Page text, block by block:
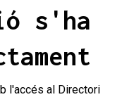
s'ha
l'accés al Directori